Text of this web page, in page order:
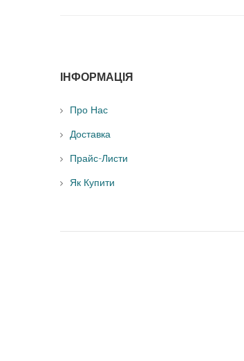
ІНФОРМАЦІЯ
Про Нас
Доставка
Прайс-Листи
Як Купити